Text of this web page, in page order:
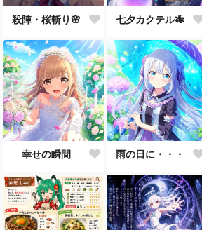
殺陣・桜斬り🌸 七夕カクテル🎋
幸せの瞬間 雨の日に・・・